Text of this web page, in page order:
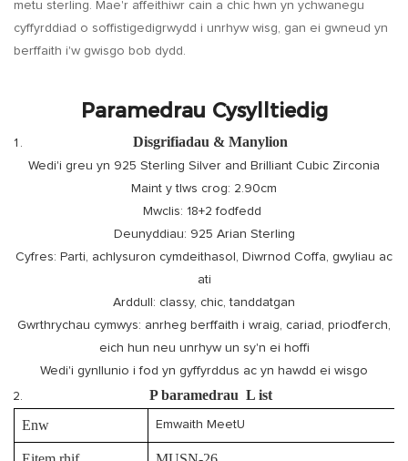
metu sterling. Mae'r affeithiwr cain a chic hwn yn ychwanegu
cyffyrddiad o soffistigedigrwydd i unrhyw wisg, gan ei gwneud yn
berffaith i'w gwisgo bob dydd.
Paramedrau Cysylltiedig
Disgrifiadau & Manylion
Wedi'i greu yn 925 Sterling Silver and Brilliant Cubic Zirconia
Maint y tlws crog: 2.90cm
Mwclis: 18+2 fodfedd
Deunyddiau: 925 Arian Sterling
Cyfres: Parti, achlysuron cymdeithasol, Diwrnod Coffa, gwyliau ac
ati
Arddull: classy, ​​chic, tanddatgan
Gwrthrychau cymwys: anrheg berffaith i wraig, cariad, priodferch,
eich hun neu unrhyw un sy'n ei hoffi
Wedi'i gynllunio i fod yn gyffyrddus ac yn hawdd ei wisgo
Pbaramedrau List
Enw
Emwaith MeetU